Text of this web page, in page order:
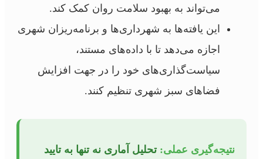
می‌تواند به بهبود سلامت روان کمک کند.
این یافته‌ها به شهرداری‌ها و برنامه‌ریزان شهری
اجازه می‌دهد تا با داده‌های مستند،
سیاست‌گذاری‌های خود را در جهت افزایش
فضاهای سبز شهری تنظیم کنند.
نتیجه‌گیری عملی: تحلیل آماری نه تنها به تایید